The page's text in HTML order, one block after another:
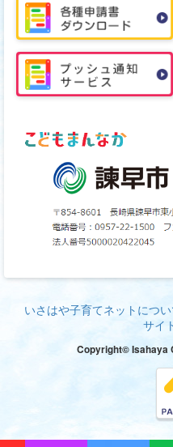
いさはや子育てネットにつ
サイ
Copyright© Isahaya